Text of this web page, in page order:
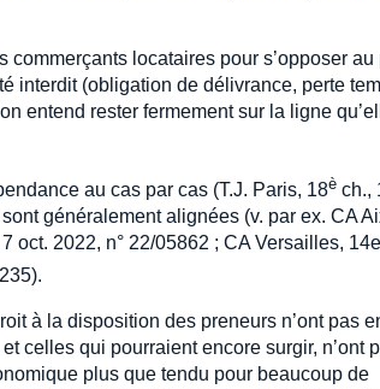
commerçants locataires pour s’opposer
interdit (obligation de délivrance, perte
entend rester fermement sur la ligne
au cas par cas (T.J. Paris, 18è ch.,
généralement alignées (v. par ex. CA
oct. 2022, n° 22/05862 ; CA Versailles,
à la disposition des preneurs n’ont pas
celles qui pourraient encore surgir, n’ont
plus que tendu pour beaucoup de